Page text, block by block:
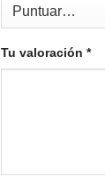
Tu valoración *